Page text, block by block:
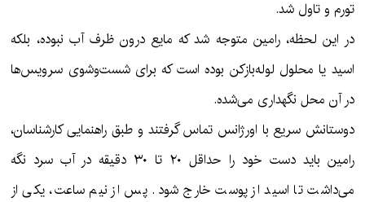
تورم و تاول شد.
در این لحظه، رامین متوجه شد که مایع درون ظرف آب نبوده، بلکه
اسید یا محلول لوله‌بازکن بوده است که برای شست‌وشوی سرویس‌ها
در آن محل نگهداری می‌شده.
دوستانش سریع با اورژانس تماس گرفتند و طبق راهنمایی کارشناسان،
رامین باید دست خود را حداقل ۲۰ تا ۳۰ دقیقه در آب سرد نگه
می‌داشت تا اسید از پوست خارج شود. پس از نیم ساعت، یکی از